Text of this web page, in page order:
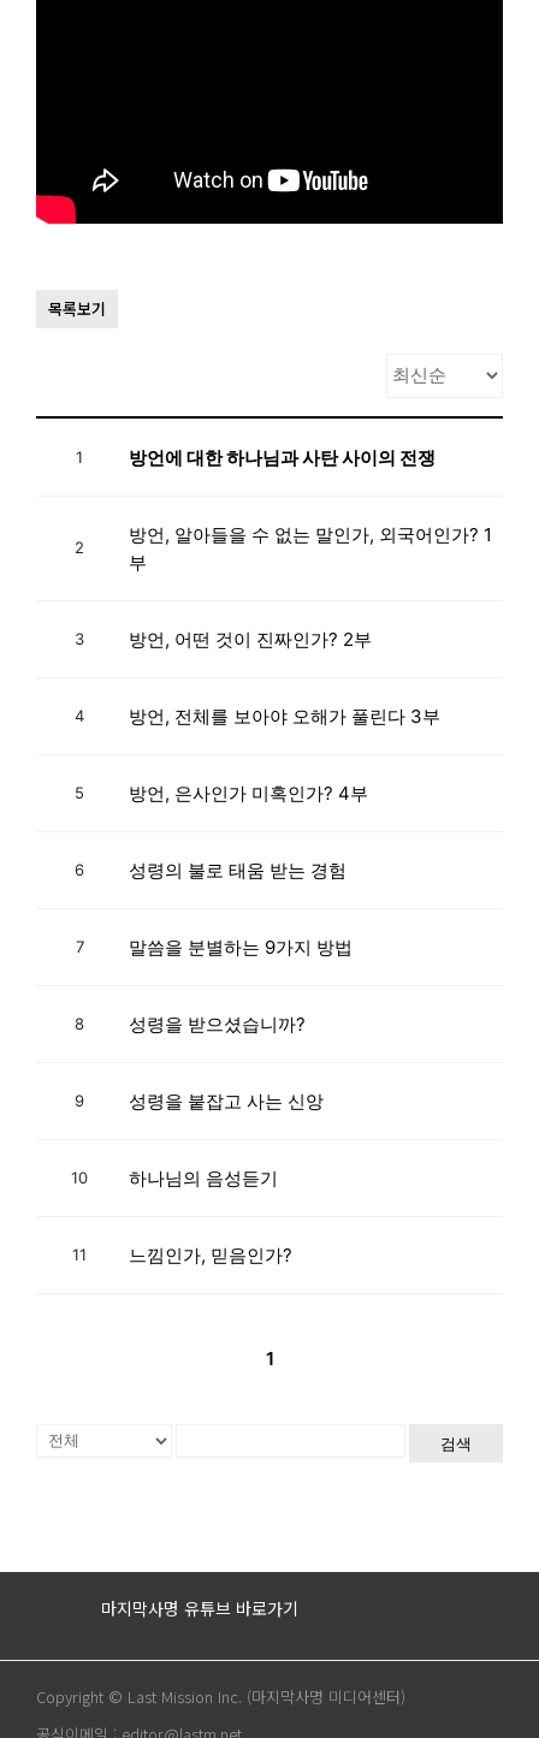
목록보기
1 방언에 대한 하나님과 사탄 사이의 전쟁
2
방언, 알아들을 수 없는 말인가, 외국어인가? 1
부
3 방언, 어떤 것이 진짜인가? 2부
4 방언, 전체를 보아야 오해가 풀린다 3부
5 방언, 은사인가 미혹인가? 4부
6 성령의 불로 태움 받는 경험
7 말씀을 분별하는 9가지 방법
8 성령을 받으셨습니까?
9 성령을 붙잡고 사는 신앙
10 하나님의 음성듣기
11 느낌인가, 믿음인가?
1
검색
마지막사명 유튜브 바로가기
Copyright © Last Mission Inc. (마지막사명 미디어센터)
공식이메일 : editor@lastm.net